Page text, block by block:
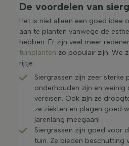
De voordelen van
Het is niet alleen een goed idee
aan te planten vanwege de
hebben. Er zijn veel meer
tuinplanten zo populair zijn. We
rijtje.
Siergrassen zijn zeer sterke
onderhouden zijn en weinig
vereisen. Ook zijn ze
ze ziekten en plagen goed
jarenlang meegaan!
Siergrassen zijn goed voor
tuin. Ze bieden beschutting